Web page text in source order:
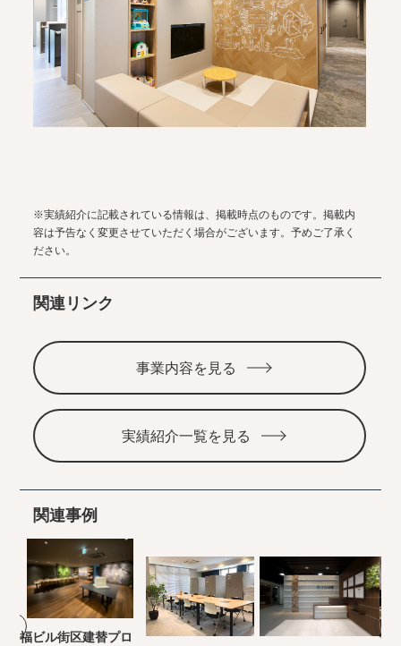
※実績紹介に記載されている情報は、掲載時点のものです。掲載内
容は予告なく変更させていただく場合がございます。予めご了承く
ださい。
関連リンク
事業内容を見る
実績紹介一覧を見る
関連事例
福ビル街区建替プロ